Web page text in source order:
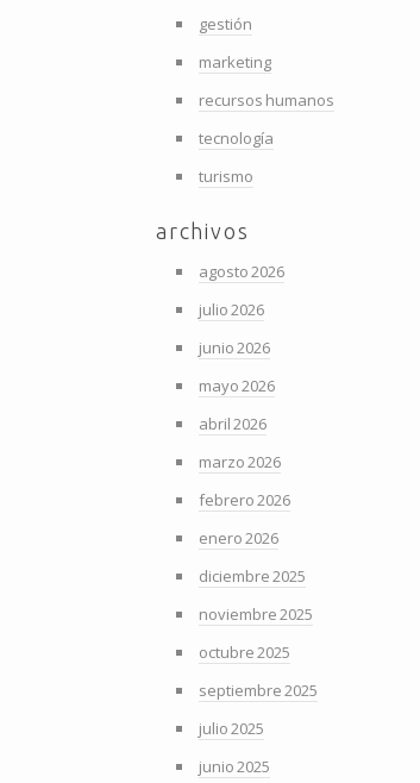
gestión
marketing
recursos humanos
tecnología
turismo
archivos
agosto 2026
julio 2026
junio 2026
mayo 2026
abril 2026
marzo 2026
febrero 2026
enero 2026
diciembre 2025
noviembre 2025
octubre 2025
septiembre 2025
julio 2025
junio 2025